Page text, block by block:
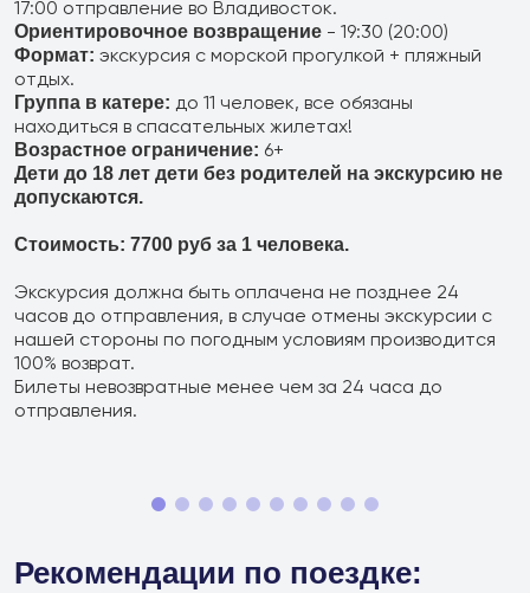
17:00 отправление во Владивосток.
Ориентировочное возвращение - 19:30 (20:00)
Формат: экскурсия с морской прогулкой + пляжный
отдых.
Группа в катере: до 11 человек, все обязаны
находиться в спасательных жилетах!
Возрастное ограничение: 6+
Дети до 18 лет дети без родителей на экскурсию не
допускаются.
Стоимость: 7700 руб за 1 человека.
Экскурсия должна быть оплачена не позднее 24
часов до отправления, в случае отмены экскурсии с
нашей стороны по погодным условиям производится
100% возврат.
Билеты невозвратные менее чем за 24 часа до
отправления.
Рекомендации по поездке: